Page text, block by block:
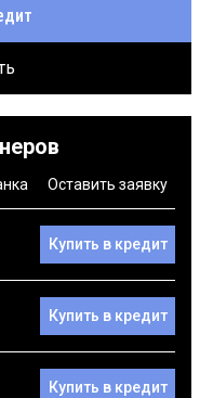
Оставить заявку
Купить в кредит
Купить в кредит
Купить в кредит